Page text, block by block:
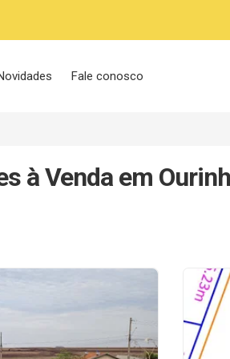
Fale conosco
à Venda em